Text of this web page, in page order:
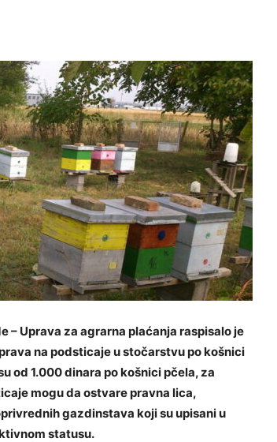
Uprava za agrarna plaćanja raspisalo je
na podsticaje u stočarstvu po košnici
od 1.000 dinara po košnici pčela, za
mogu da ostvare pravna lica,
gazdinstava koji su upisani u
statusu.